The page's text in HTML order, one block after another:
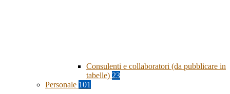
Consulenti e collaboratori (da pubblicare in
tabelle) 23
Personale 101